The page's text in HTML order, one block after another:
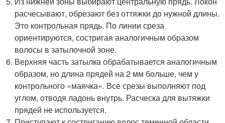
расчесывают, обрезают без оттяжки до нужной длины.
Это контрольная прядь. По линии среза
ориентируются, состригая аналогичным образом
волосы в затылочной зоне.
Верхняя часть затылка обрабатывается аналогичным
образом, но длина прядей на 2 мм больше, чем у
контрольного «маячка». Все срезы выполняют под
углом, отводя ладонь внутрь. Расческа для вытяжки
прядей не используется.